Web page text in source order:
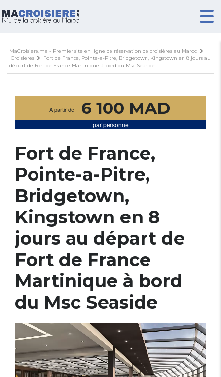
MaCroisiere.ma - Premier site en ligne de réservation de croisières au Maroc
Croisieres
Fort de France, Pointe-a-Pitre, Bridgetown, Kingstown en 8 jours au
départ de Fort de France Martinique à bord du Msc Seaside
A partir de 6 100 MAD
par personne
Fort de France,
Pointe-a-Pitre,
Bridgetown,
Kingstown en 8
jours au départ de
Fort de France
Martinique à bord
du Msc Seaside